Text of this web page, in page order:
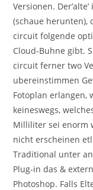
Versionen.
(schaue herunten),
circuit folgende
Cloud-Buhne gibt.
circuit ferner two
ubereinstimmen
Fotoplan erlangen,
keineswegs,
Milliliter sei enorm
nicht erscheinen
Traditional unter
Plug-in das &
Photoshop. Falls